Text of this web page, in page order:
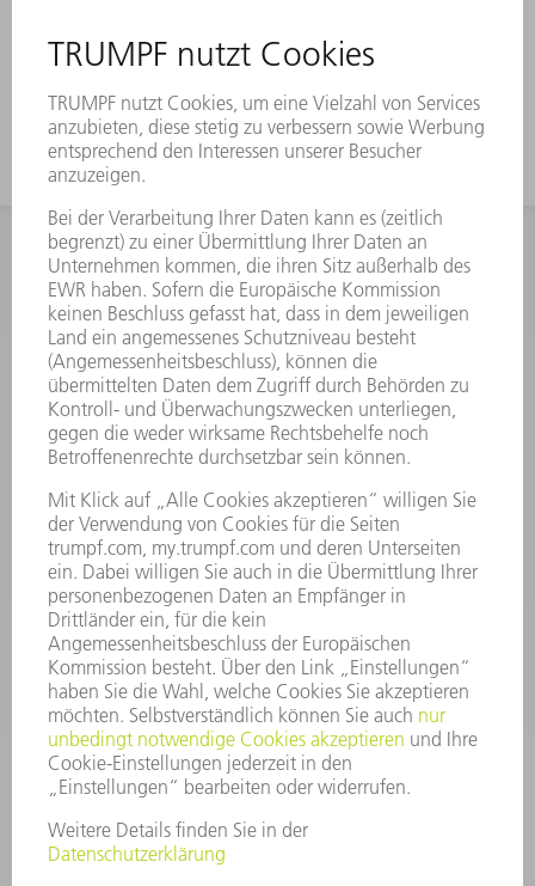
generalüberholten Teilen kontaktieren Sie
INFORMATION
Häufig gestellte Fragen
Allgemeine Geschäftsbedingungen
KONTAKT
Kundenbetreuung TRUMPF Werkzeugmaschinen
+49 7156 303 33222
Mo - Fr: 07:30 - 17:30 Uhr
Erweiterte Rufbereitschaft per Service App Mo - Fr:
06:30 - 20.00 Uhr Sa: 07:00 - 12:00 Uhr
Kundenbetreuung@trumpf.com
KONTAKT
Service TRUMPF Lasertechnik
+49 7156 303 37444
Mo - Fr: 07:30 - 18:00 Uhr
Additive Manufacturing 07:30 - 17:30 Uhr
spareparts.tld@trumpf.com